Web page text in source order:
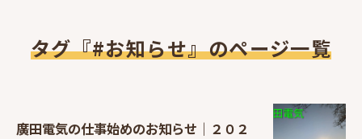
タグ『#お知らせ』のページ一覧
廣田電気の仕事始めのお知らせ｜２０２